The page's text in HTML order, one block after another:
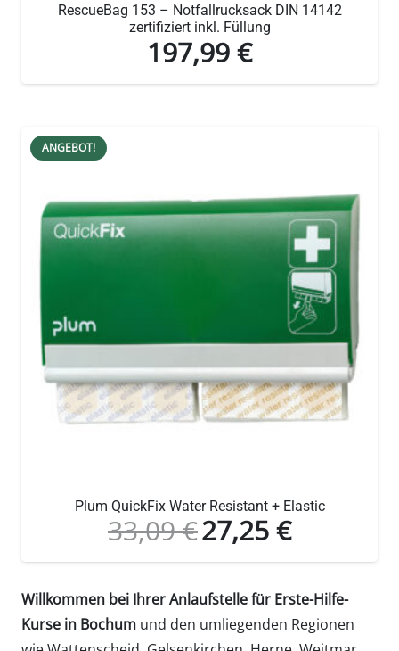
RescueBag 153 – Notfallrucksack DIN 14142
zertifiziert inkl. Füllung
197,99€
ANGEBOT!
Plum QuickFix Water Resistant + Elastic
33,09€ Ursprünglicher
33,09 €
27,25€Aktueller
27,25 €.
Willkommen bei Ihrer Anlaufstelle für Erste-Hilfe-
Kurse in Bochum und den umliegenden Regionen